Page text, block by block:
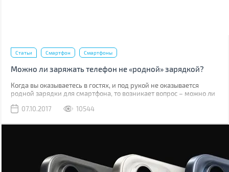
Статьи Смартфон Смартфоны
Можно ли заряжать телефон не «родной» зарядкой?
Когда вы оказываетесь в гостях, и под рукой не оказывается
родной зарядки для смартфона, то возникает вопрос – можно ли
оригинальный блочек теряется или выходит из строя.
07.10.2017 10544